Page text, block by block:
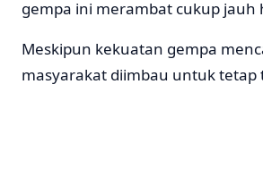
gempa ini merambat cukup jauh
Meskipun kekuatan gempa
masyarakat diimbau untuk tetap